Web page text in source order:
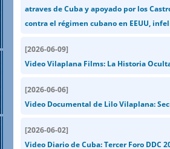
atraves de Cuba y apoyado por los
contra el régimen cubano en EEUU,
[2026-06-09]
Video Vilaplana Films: La Historia
[2026-06-06]
Video Documental de Lilo Vilaplana:
[2026-06-02]
Video Diario de Cuba: Tercer Foro DDC